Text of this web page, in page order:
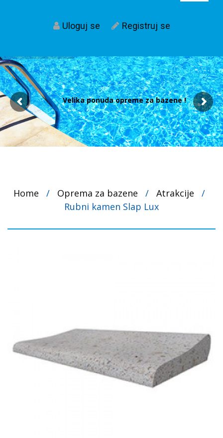
Uloguj se Registruj se
Velika ponuda opreme za bazene !
Home / Oprema za bazene / Atrakcije
/
Rubni kamen Slap Lux